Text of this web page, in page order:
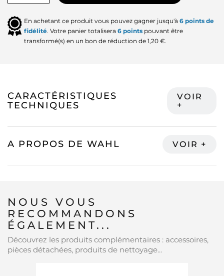
En achetant ce produit vous pouvez gagner jusqu'à 6 points de
fidélité. Votre panier totalisera 6 points pouvant être
transformé(s) en un bon de réduction de 1,20 €.
CARACTÉRISTIQUES
TECHNIQUES
A PROPOS DE WAHL
NOUS VOUS
RECOMMANDONS
ÉGALEMENT...
Découvrez les produits complémentaires : accessoires,
pièces détachées, produits de nettoyage...